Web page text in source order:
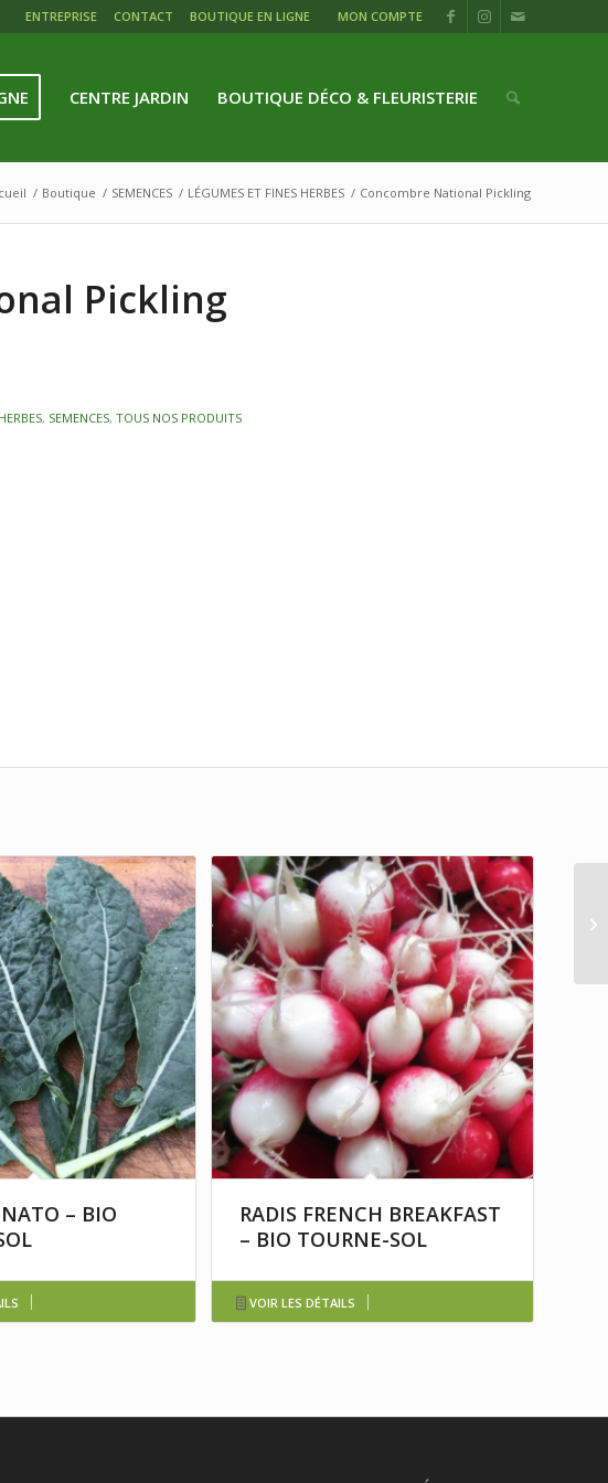
ENTREPRISE CONTACT BOUTIQUE EN LIGNE MON COMPTE
CENTRE JARDIN BOUTIQUE DÉCO & FLEURISTERIE
/ Boutique / SEMENCES / LÉGUMES ET FINES HERBES / Concombre National Pickling
Pickling
, SEMENCES,TOUS NOS PRODUITS
– BIO
RADIS FRENCH BREAKFAST
– BIO TOURNE-SOL
VOIR LES DÉTAILS